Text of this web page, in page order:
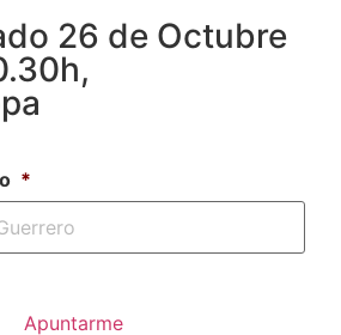
26 de Octubre
*